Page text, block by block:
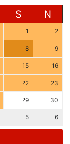
S N
1 2
8 9
15 16
22 23
29 30
5 6